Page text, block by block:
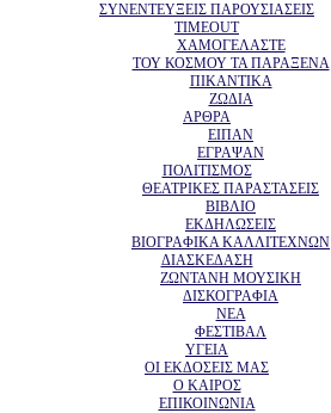
ΣΥΝΕΝΤΕΥΞΕΙΣ ΠΑΡΟΥΣΙΑΣΕΙΣ
TIMEOUT
ΧΑΜΟΓΕΛΑΣΤΕ
ΤΟΥ ΚΟΣΜΟΥ ΤΑ ΠΑΡΑΞΕΝΑ
ΠΙΚΑΝΤΙΚΑ
ΖΩΔΙΑ
ΑΡΘΡΑ
ΕΙΠΑΝ
ΕΓΡΑΨΑΝ
ΠΟΛΙΤΙΣΜΟΣ
ΘΕΑΤΡΙΚΕΣ ΠΑΡΑΣΤΑΣΕΙΣ
ΒΙΒΛΙΟ
ΕΚΔΗΛΩΣΕΙΣ
ΒΙΟΓΡΑΦΙΚΑ ΚΑΛΛΙΤΕΧΝΩΝ
ΔΙΑΣΚΕΔΑΣΗ
ΖΩΝΤΑΝΗ ΜΟΥΣΙΚΗ
ΔΙΣΚΟΓΡΑΦΙΑ
ΝΕΑ
ΦΕΣΤΙΒΑΛ
ΥΓΕΙΑ
ΟΙ ΕΚΔΟΣΕΙΣ ΜΑΣ
Ο ΚΑΙΡΟΣ
ΕΠΙΚΟΙΝΩΝΙΑ